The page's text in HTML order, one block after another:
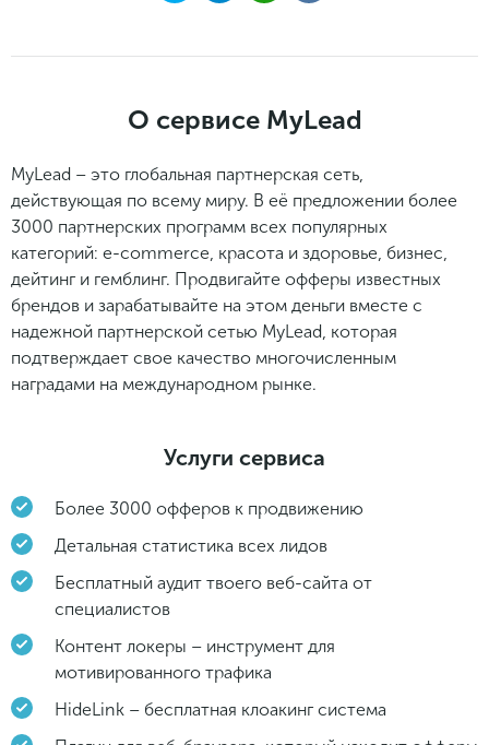
О сервисе MyLead
MyLead – это глобальная партнерская сеть,
действующая по всему миру. В её предложении более
3000 партнерских программ всех популярных
категорий: e-commerce, красота и здоровье, бизнес,
дейтинг и гемблинг. Продвигайте офферы известных
брендов и зарабатывайте на этом деньги вместе с
надежной партнерской сетью MyLead, которая
подтверждает свое качество многочисленным
наградами на международном рынке.
Услуги сервиса
Более 3000 офферов к продвижению
Детальная статистика всех лидов
Бесплатный аудит твоего веб-сайта от
специалистов
Контент локеры – инструмент для
мотивированного трафика
HideLink – бесплатная клоакинг система